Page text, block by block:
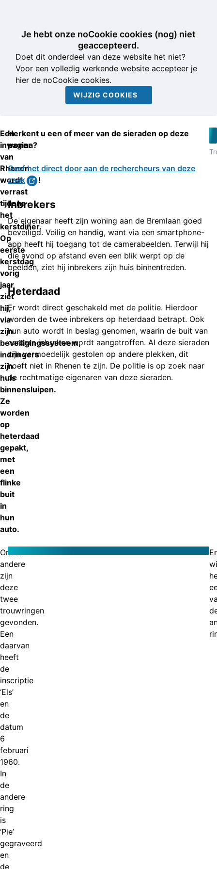
Je hebt onze noCookie cookies (nog) niet
geaccepteerd.
Doet dit onderdeel van deze website het niet?
Voor een volledig werkende website accepteer je
hier de noCookie cookies.
WIJZIG COOKIES
Een
inwoner
van
Rhenen
wordt
verrast
tijdens
het
kerstdiner.
Op
eerste
kerstdag
vorig
jaar
ziet
hij,
via
zijn
beveiligingssysteem,
indringers
zijn
huis
binnensluipen.
Ze
worden
op
heterdaad
gepakt,
met
een
flinke
buit
in
hun
auto.
Herkent u een of meer van de sieraden op deze
pagina?
Geef het direct door aan de rechercheurs van deze
zaak
!
Inbrekers
De eigenaar heeft zijn woning aan de Bremlaan goed
beveiligd. Veilig en handig, want via een smartphone-
app heeft hij toegang tot de camerabeelden. Terwijl hij
die avond op afstand even een blik werpt op de
beelden, ziet hij inbrekers zijn huis binnentreden.
Heterdaad
Er wordt direct geschakeld met de politie. Hierdoor
worden de twee inbrekers op heterdaad betrapt. Ook
hun auto wordt in beslag genomen, waarin de buit van
eerdere inbraken wordt aangetroffen. Al deze sieraden
zijn vermoedelijk gestolen op andere plekken, dit
hoeft niet in Rhenen te zijn. De politie is op zoek naar
de rechtmatige eigenaren van deze sieraden.
Onder
andere
zijn
deze
twee
trouwringen
gevonden.
Een
daarvan
heeft
de
inscriptie
‘Els’
en
de
datum
6
februari
1960.
In
de
andere
ring
is
‘Pie’
gegraveerd
en
de